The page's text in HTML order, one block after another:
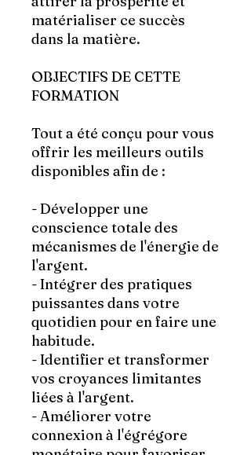
matérialiser ce succès
dans la matière.
OBJECTIFS DE CETTE
FORMATION
Tout a été conçu pour vous
offrir les meilleurs outils
disponibles afin de :
- Développer une
conscience totale des
mécanismes de l'énergie de
l'argent.
- Intégrer des pratiques
puissantes dans votre
quotidien pour en faire une
habitude.
- Identifier et transformer
vos croyances limitantes
liées à l'argent.
- Améliorer votre
connexion à l'égrégore